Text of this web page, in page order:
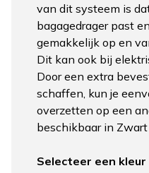
van dit systeem is
bagagedrager past
gemakkelijk op en
Dit kan ook bij
Door een extra
schaffen, kun je
overzetten op een
beschikbaar in Zwart
Selecteer een kleur